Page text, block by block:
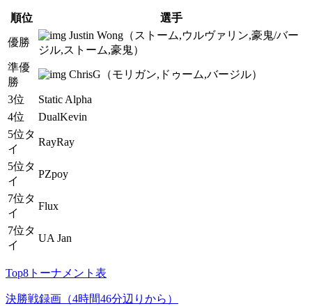
順位 選手
優勝
Justin Wong（ストーム,ウルヴァリン,豪鬼/バー
ジル,ストーム,豪鬼）
準優
勝
ChrisG（モリガン,ドゥーム,バージル）
3位
Static Alpha
4位
DualKevin
5位タ
イ
RayRay
5位タ
イ
PZpoy
7位タ
イ
Flux
7位タ
イ
UA Jan
Top8トーナメント表
決勝戦録画（4時間46分辺りから）